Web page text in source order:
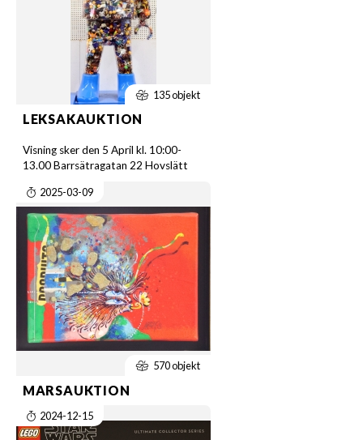
135 objekt
LEKSAKAUKTION
Visning sker den 5 April kl. 10:00-
13.00 Barrsätragatan 22 Hovslätt
2025-03-09
570 objekt
MARSAUKTION
2024-12-15